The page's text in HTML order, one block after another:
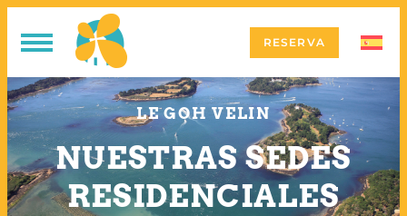
RESERVA
LE GOH VELIN
NUESTRAS SEDES
RESIDENCIALES